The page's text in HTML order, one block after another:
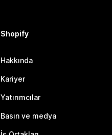
Shopify
Hakkında
Kariyer
Yatırımcılar
Basın ve medya